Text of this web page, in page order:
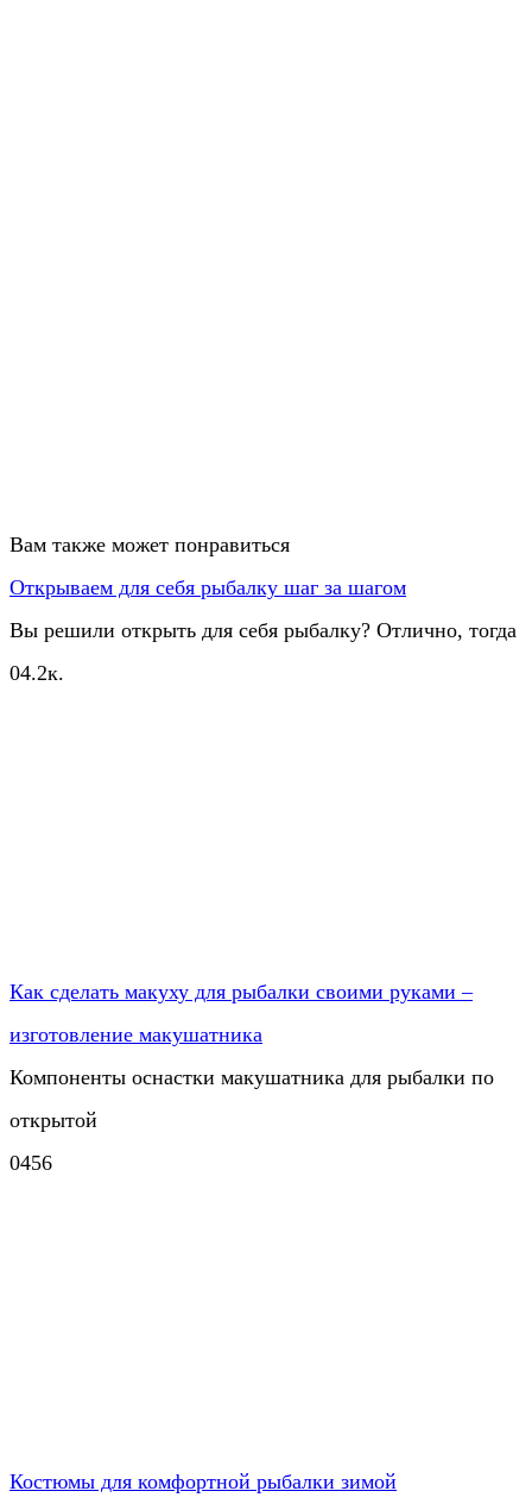
Вам также может понравиться
Открываем для себя рыбалку шаг за шагом
Вы решили открыть для себя рыбалку? Отлично, тогда
04.2к.
Как сделать макуху для рыбалки своими руками –
изготовление макушатника
Компоненты оснастки макушатника для рыбалки по
открытой
0456
Костюмы для комфортной рыбалки зимой